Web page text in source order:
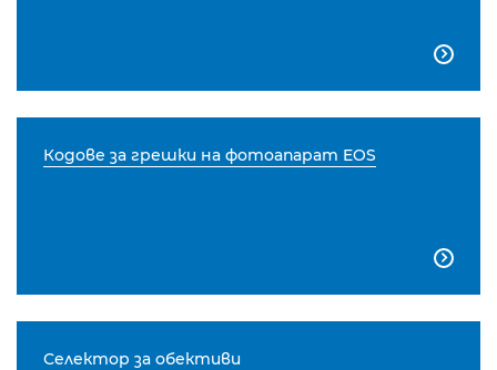

Кодове за грешки на фотоапарат EOS

Селектор за обективи